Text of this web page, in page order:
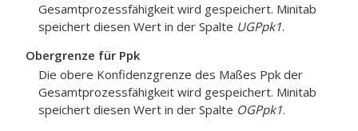
Gesamtprozessfähigkeit wird gespeichert. Minitab
speichert diesen Wert in der Spalte UGPpk1.
Obergrenze für Ppk
Die obere Konfidenzgrenze des Maßes Ppk der
Gesamtprozessfähigkeit wird gespeichert. Minitab
speichert diesen Wert in der Spalte OGPpk1.